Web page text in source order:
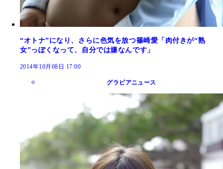
“オトナ”になり、さらに色気を放つ篠崎愛「肉付きが“熟
女”っぽくなって、自分では嫌なんです」
2014年10月08日 17:00
グラビアニュース